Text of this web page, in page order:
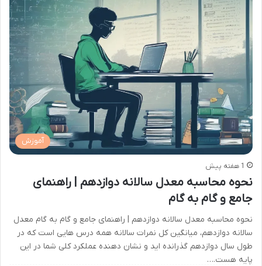
آموزش
1 هفته پیش
نحوه محاسبه معدل سالانه دوازدهم | راهنمای
جامع و گام به گام
نحوه محاسبه معدل سالانه دوازدهم | راهنمای جامع و گام به گام معدل
سالانه دوازدهم، میانگین کل نمرات سالانه همه درس هایی است که در
طول سال دوازدهم گذرانده اید و نشان دهنده عملکرد کلی شما در این
پایه هست.…